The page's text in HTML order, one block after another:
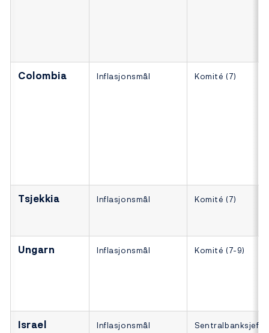
Colombia Inflasjonsmål Komité (7)
Tsjekkia Inflasjonsmål Komité (7)
Ungarn Inflasjonsmål Komité (7-9)
Israel Inflasjonsmål Sentralbanksjefen